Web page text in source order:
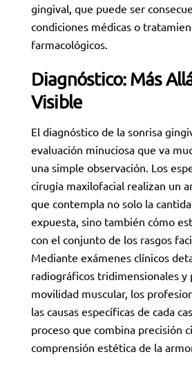
gingival, que puede ser
condiciones médicas o
farmacológicos.
Diagnóstico: Más
Visible
El diagnóstico de la sonrisa
evaluación minuciosa que va
una simple observación. Los
cirugía maxilofacial realizan un
que contempla no solo la
expuesta, sino también cómo
con el conjunto de los rasgos
Mediante exámenes clínicos
radiográficos tridimensionales y
movilidad muscular, los
las causas específicas de cada
proceso que combina precisión
comprensión estética de la